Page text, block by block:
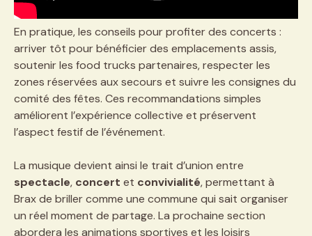
En pratique, les conseils pour profiter des concerts :
arriver tôt pour bénéficier des emplacements assis,
soutenir les food trucks partenaires, respecter les
zones réservées aux secours et suivre les consignes du
comité des fêtes. Ces recommandations simples
améliorent l’expérience collective et préservent
l’aspect festif de l’événement.
La musique devient ainsi le trait d’union entre
spectacle, concert et convivialité, permettant à
Brax de briller comme une commune qui sait organiser
un réel moment de partage. La prochaine section
abordera les animations sportives et les loisirs